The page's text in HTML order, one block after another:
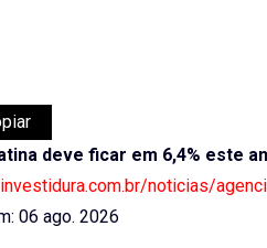
deve ficar em 6,4% este
noticias/
06 ago. 2026